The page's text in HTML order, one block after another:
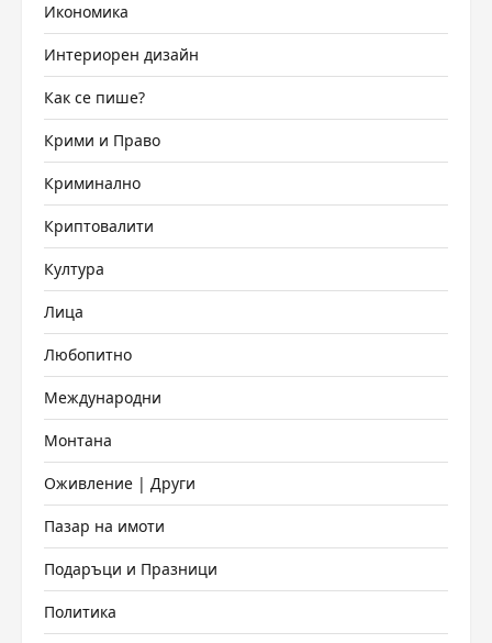
Икономика
Интериорен дизайн
Как се пише?
Крими и Право
Криминално
Криптовалити
Култура
Лица
Любопитно
Международни
Монтана
Оживление | Други
Пазар на имоти
Подаръци и Празници
Политика